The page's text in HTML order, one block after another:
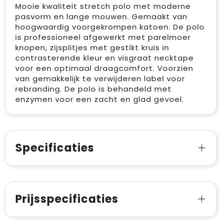
Mooie kwaliteit stretch polo met moderne
pasvorm en lange mouwen. Gemaakt van
hoogwaardig voorgekrompen katoen. De polo
is professioneel afgewerkt met parelmoer
knopen, zijsplitjes met gestikt kruis in
contrasterende kleur en visgraat necktape
voor een optimaal draagcomfort. Voorzien
van gemakkelijk te verwijderen label voor
rebranding. De polo is behandeld met
enzymen voor een zacht en glad gevoel.
Specificaties
Prijsspecificaties